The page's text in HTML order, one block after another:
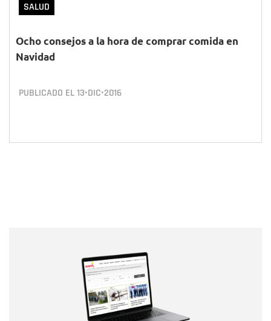
SALUD
Ocho consejos a la hora de comprar comida en
Navidad
PUBLICADO EL13•DIC•2016
Correo electrónico